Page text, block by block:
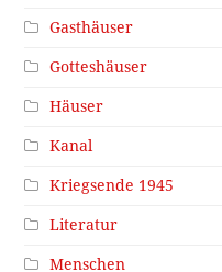
Gasthäuser
Gotteshäuser
Häuser
Kanal
Kriegsende 1945
Literatur
Menschen